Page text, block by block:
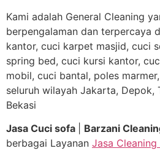
Kami adalah General Cleaning
berpengalaman dan terpercaya
kantor, cuci karpet masjid, cuci
spring bed, cuci kursi kantor,
mobil, cuci bantal, poles
seluruh wilayah Jakarta, Depok,
Bekasi
Jasa Cuci sofa
Barzani
berbagai Layanan Jasa Cleaning